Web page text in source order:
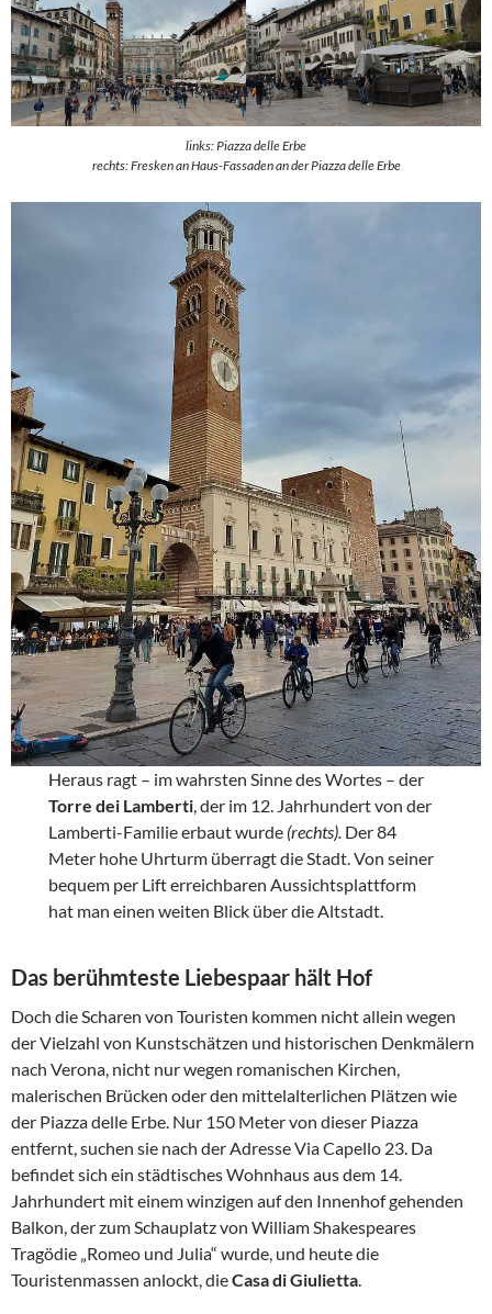
links: Piazza delle Erbe
rechts: Fresken an Haus-Fassaden an der Piazza delle Erbe
Heraus ragt – im wahrsten Sinne des Wortes – der
Torre dei Lamberti, der im 12. Jahrhundert von der
Lamberti-Familie erbaut wurde (rechts). Der 84
Meter hohe Uhrturm überragt die Stadt. Von seiner
bequem per Lift erreichbaren Aussichtsplattform
hat man einen weiten Blick über die Altstadt.
Das berühmteste Liebespaar hält Hof
Doch die Scharen von Touristen kommen nicht allein wegen
der Vielzahl von Kunstschätzen und historischen Denkmälern
nach Verona, nicht nur wegen romanischen Kirchen,
malerischen Brücken oder den mittelalterlichen Plätzen wie
der Piazza delle Erbe. Nur 150 Meter von dieser Piazza
entfernt, suchen sie nach der Adresse Via Capello 23. Da
befindet sich ein städtisches Wohnhaus aus dem 14.
Jahrhundert mit einem winzigen auf den Innenhof gehenden
Balkon, der zum Schauplatz von William Shakespeares
Tragödie „Romeo und Julia“ wurde, und heute die
Touristenmassen anlockt, dieCasa di Giulietta.